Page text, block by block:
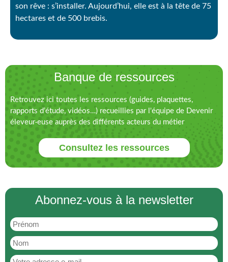
son rêve : s’installer. Aujourd’hui, elle est à la tête de 75
hectares et de 500 brebis.
Banque de ressources
Retrouvez ici toutes les ressources (guides, plaquettes,
rapports d’étude, vidéos…) recueillies par l'équipe de Devenir
éleveur·euse auprès des différents acteurs du métier
Consultez les ressources
Abonnez-vous à la newsletter